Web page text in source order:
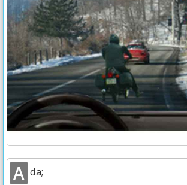
A da;